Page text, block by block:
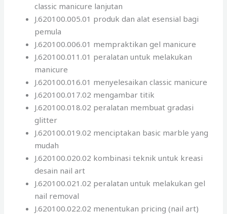
classic manicure lanjutan
J.620100.005.01 produk dan alat esensial bagi
pemula
J.620100.006.01 mempraktikan gel manicure
J.620100.011.01 peralatan untuk melakukan
manicure
J.620100.016.01 menyelesaikan classic manicure
J.620100.017.02 mengambar titik
J.620100.018.02 peralatan membuat gradasi
glitter
J.620100.019.02 menciptakan basic marble yang
mudah
J.620100.020.02 kombinasi teknik untuk kreasi
desain nail art
J.620100.021.02 peralatan untuk melakukan gel
nail removal
J.620100.022.02 menentukan pricing (nail art)